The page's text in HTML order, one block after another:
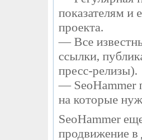
показателям и
проекта.
— Все
ссылки,
пресс-релизы).
— SeoHammer
на которые
SeoHammer
продвижение в